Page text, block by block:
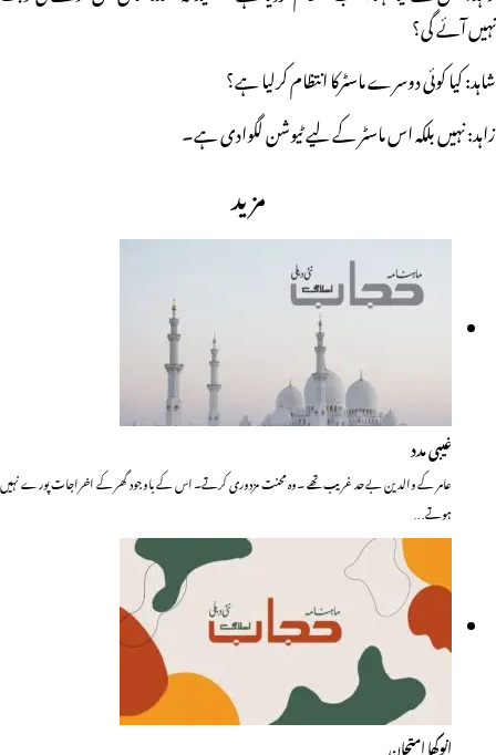
نہیں آئے گی؟
شاہد: کیا کوئی دوسرے ماسٹرکا انتظام کرلیا ہے؟
زاہد: نہیں بلکہ اس ماسٹر کے لیے ٹیوشن لگوادی ہے۔
مزید
غیبی مدد
عامر کے والدین بے حد غریب تھے ۔وہ محنت مزدوری کرتے۔ اس کے باوجود گھر کے اخراجات پورے نہیں
ہوتے…
انوکھا امتحان